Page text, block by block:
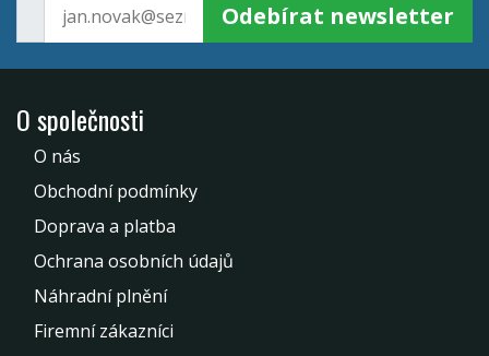
Odebírat newsletter
O společnosti
O nás
Obchodní podmínky
Doprava a platba
Ochrana osobních údajů
Náhradní plnění
Firemní zákazníci